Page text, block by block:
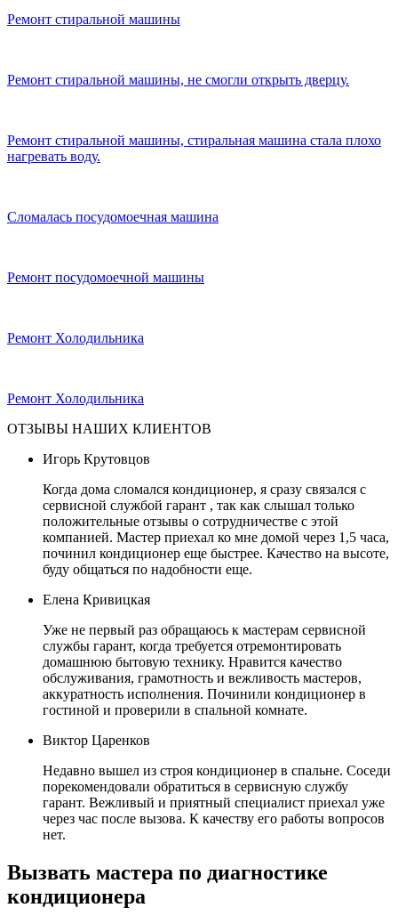
Ремонт стиральной машины
Ремонт стиральной машины, не смогли открыть дверцу.
Ремонт стиральной машины, стиральная машина стала плохо
нагревать воду.
Сломалась посудомоечная машина
Ремонт посудомоечной машины
Ремонт Холодильника
Ремонт Холодильника
ОТЗЫВЫ НАШИХ КЛИЕНТОВ
Игорь Крутовцов
Когда дома сломался кондиционер, я сразу связался с
сервисной службой гарант , так как слышал только
положительные отзывы о сотрудничестве с этой
компанией. Мастер приехал ко мне домой через 1,5 часа,
починил кондиционер еще быстрее. Качество на высоте,
буду общаться по надобности еще.
Елена Кривицкая
Уже не первый раз обращаюсь к мастерам сервисной
службы гарант, когда требуется отремонтировать
домашнюю бытовую технику. Нравится качество
обслуживания, грамотность и вежливость мастеров,
аккуратность исполнения. Починили кондиционер в
гостиной и проверили в спальной комнате.
Виктор Царенков
Недавно вышел из строя кондиционер в спальне. Соседи
порекомендовали обратиться в сервисную службу
гарант. Вежливый и приятный специалист приехал уже
через час после вызова. К качеству его работы вопросов
нет.
Вызвать мастера по диагностике
кондиционера